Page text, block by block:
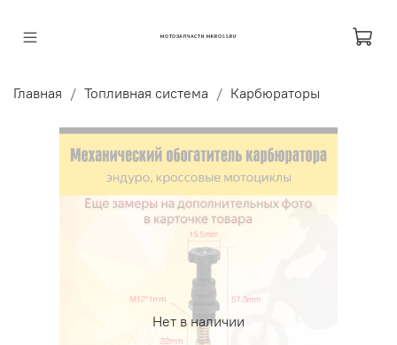
МОТОЗАПЧАСТИ MKROSS.RU
Главная Топливная система Карбюраторы
Нет в наличии